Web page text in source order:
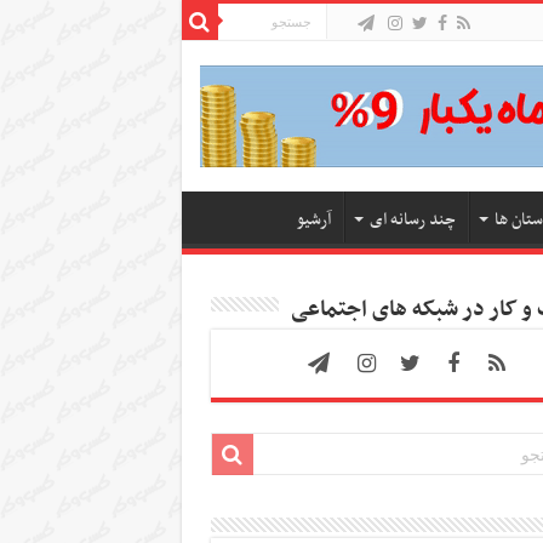
ها چند رسانه ای آرشیو
کار در شبکه های اجتماعی